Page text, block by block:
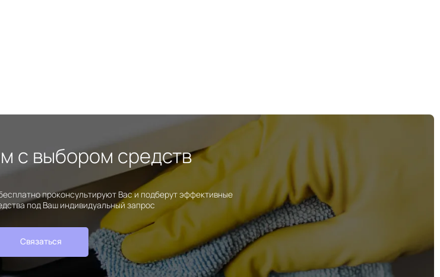
с выбором средств
проконсультируют Вас и подберут эффективные
под Ваш индивидуальный запрос
Связаться